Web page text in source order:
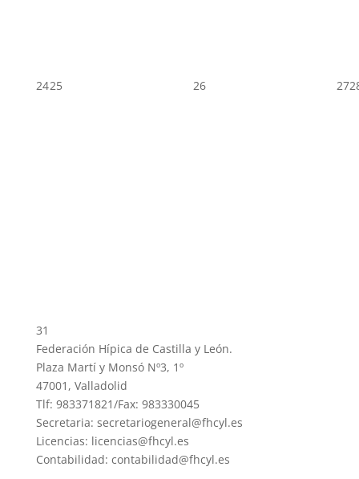
2425 26 27
31
Federación Hípica de Castilla y León.
Plaza Martí y Monsó Nº3, 1º
47001, Valladolid
Tlf: 983371821/Fax: 983330045
Secretaria: secretariogeneral@fhcyl.es
Licencias: licencias@fhcyl.es
Contabilidad: contabilidad@fhcyl.es